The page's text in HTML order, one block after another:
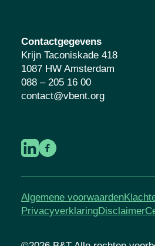
Contactgegevens
Krijn Taconiskade 418
1087 HW Amsterdam
088 – 205 16 00
contact@vbent.org
Algemene voorwaarden
PrivacyverklaringDisclaimer